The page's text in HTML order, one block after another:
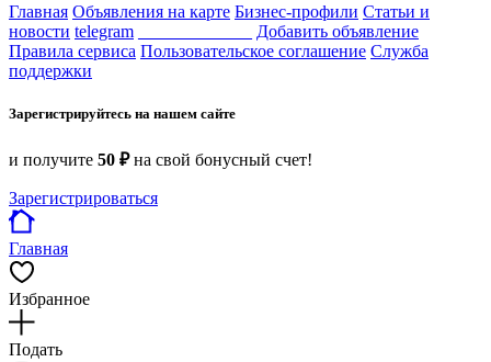
Главная Объявления на карте Бизнес-профили Статьи и
новости telegram
Добавить объявление
Правила сервиса Пользовательское соглашение Служба
поддержки
Зарегистрируйтесь на нашем сайте
и получите 50 ₽на свой бонусный счет!
Зарегистрироваться
Главная
Избранное
Подать